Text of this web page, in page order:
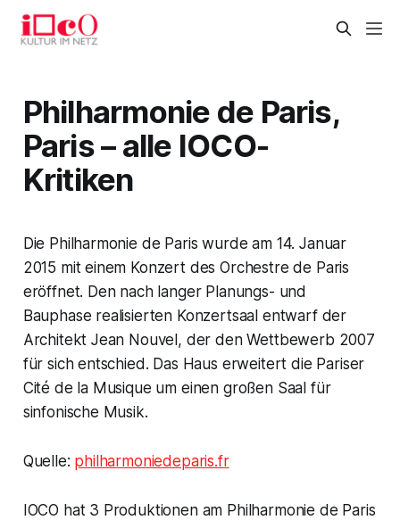
Philharmonie de Paris,
Paris – alle IOCO-
Kritiken
Die Philharmonie de Paris wurde am 14. Januar
2015 mit einem Konzert des Orchestre de Paris
eröffnet. Den nach langer Planungs- und
Bauphase realisierten Konzertsaal entwarf der
Architekt Jean Nouvel, der den Wettbewerb 2007
für sich entschied. Das Haus erweitert die Pariser
Cité de la Musique um einen großen Saal für
sinfonische Musik.
Quelle: philharmoniedeparis.fr
IOCO hat 3 Produktionen am Philharmonie de Paris